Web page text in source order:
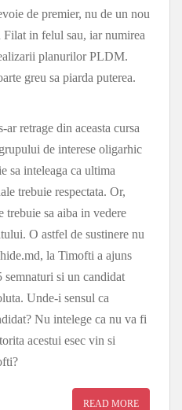
de premier, nu de un nou
in felul sau, iar numirea
planurilor PLDM.
greu sa piarda puterea.
retrage din aceasta cursa
de interese oligarhic
sa inteleaga ca ultima
trebuie respectata. Or,
trebuie sa aiba in vedere
O astfel de sustinere nu
la Timofti a ajuns
semnaturi si un candidat
Unde-i sensul ca
Nu intelege ca nu va fi
acestui esec vin si
READ MORE